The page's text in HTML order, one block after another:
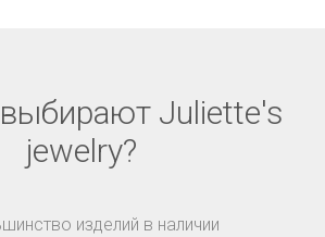
Juliette's
jewelry?
изделий в наличии